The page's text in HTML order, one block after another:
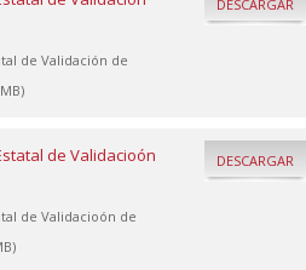
de Validación de
DESCARGAR
de Validacioón
de Validacioón de
DESCARGAR